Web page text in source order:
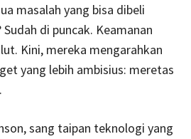
masalah yang bisa dibeli
di puncak. Keamanan
Kini, mereka mengarahkan
yang lebih ambisius: meretas
sang taipan teknologi yang